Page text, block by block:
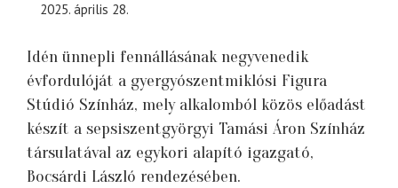
2025. április 28.
Idén ünnepli fennállásának negyvenedik
évfordulóját a gyergyószentmiklósi Figura
Stúdió Színház, mely alkalomból közös előadást
készít a sepsiszentgyörgyi Tamási Áron Színház
társulatával az egykori alapító igazgató,
Bocsárdi László rendezésében.